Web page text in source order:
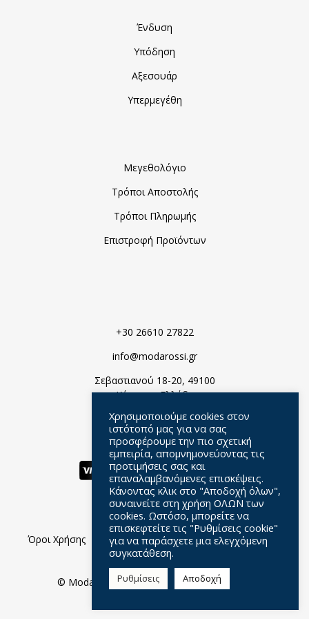
Ένδυση
Υπόδηση
Αξεσουάρ
Υπερμεγέθη
Μεγεθολόγιο
Τρόποι Αποστολής
Τρόποι Πληρωμής
Επιστροφή Προϊόντων
+30 26610 27822
info@modarossi.gr
Σεβαστιανού 18-20, 49100
Κέρκυρα, Ελλάδα
© Moda Rossi //Web Designby Wdesign.gr
Όροι Χρήσης Πολιτική Απορρήτου
Ερωτήσεις
Σχετικά Με Μας
Χρησιμοποιούμε cookies στον
ιστότοπό μας για να σας
προσφέρουμε την πιο σχετική
εμπειρία, απομνημονεύοντας τις
προτιμήσεις σας και
επαναλαμβανόμενες επισκέψεις.
Κάνοντας κλικ στο "Αποδοχή όλων",
συναινείτε στη χρήση ΟΛΩΝ των
cookies. Ωστόσο, μπορείτε να
επισκεφτείτε τις "Ρυθμίσεις cookie"
για να παράσχετε μια ελεγχόμενη
συγκατάθεση.
Ρυθμίσεις Αποδοχή